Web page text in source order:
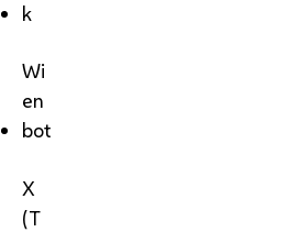
k
Wi
en
bot
X
(T